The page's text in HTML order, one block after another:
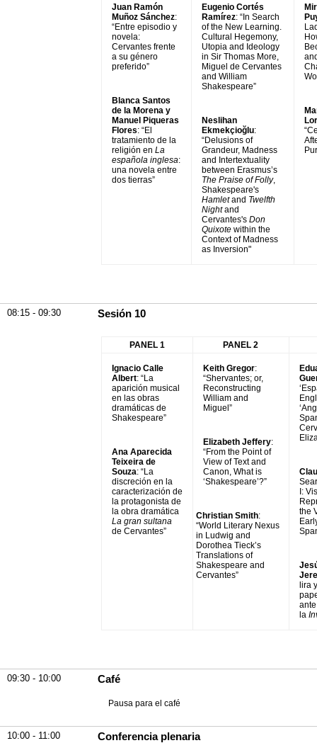
Juan Ramón
Muñoz Sánchez:
“Entre episodio y
novela:
Cervantes frente
a su género
preferido”
Blanca Santos
de la Morena y
Manuel Piqueras
Flores: “El
tratamiento de la
religión en La
española inglesa:
una novela entre
dos tierras”
Eugenio Cortés
Ramírez: “In Search
of the New Learning.
Cultural Hegemony,
Utopia and Ideology
in Sir Thomas More,
Miguel de Cervantes
and William
Shakespeare”
Neslihan
Ekmekçioğlu:
“Delusions of
Grandeur, Madness
and Intertextuality
between Erasmus’s
The Praise of Folly,
Shakespeare's
Hamletand Twelfth
Nightand
Cervantes's Don
Quixotewithin the
Context of Madness
as Inversion"
08:15 - 09:30 Sesión 10
PANEL 1 PANEL 2
Ignacio Calle
Albert: “La
aparición musical
en las obras
dramáticas de
Shakespeare”
Ana Aparecida
Teixeira de
Souza: “La
discreción en la
caracterización de
la protagonista de
la obra dramática
La gran sultana
de Cervantes”
Keith Gregor:
“Shervantes; or,
Reconstructing
William and
Miguel”
Elizabeth Jeffery:
“From the Point of
View of Text and
Canon, What is
‘Shakespeare’?”
Christian Smith:
“World Literary Nexus
in Ludwig and
Dorothea Tieck’s
Translations of
Shakespeare and
Cervantes”
I:
the
lira
la
09:30 - 10:00 Café
Pausa para el café
10:00 - 11:00 Conferencia plenaria